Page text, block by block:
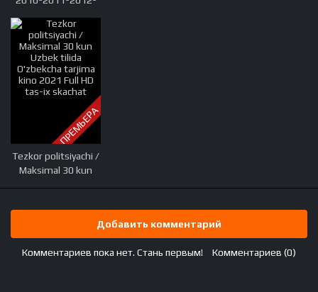
2016-2017-2018-
2019-2020-2021-
2022-2023-2024-
2025 O'zbek tilida
Uzbek tarjima Full
ПРЕМЬЕРА
Tezkor politsiyachi /
Maksimal 30 kun
kino 2021 Full HD
Добавить комментарий
Комментариев пока нет. Стань первым! Комментариев (0)